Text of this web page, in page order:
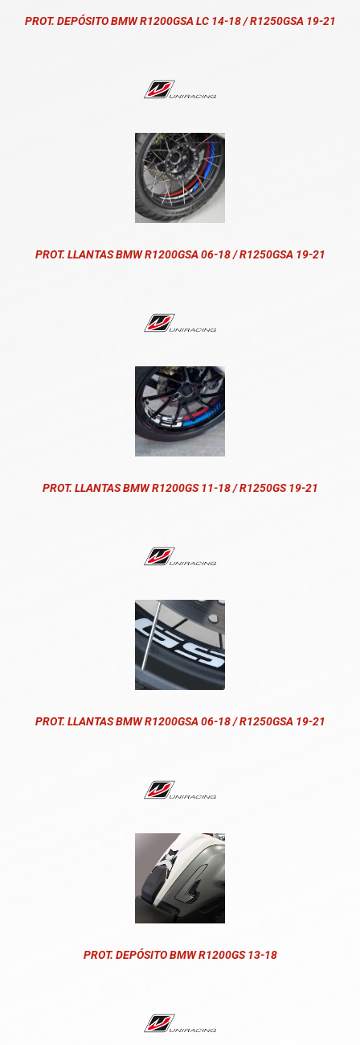
PROT. DEPÓSITO BMW R1200GSA LC 14-18 / R1250GSA 19-21
PROT. LLANTAS BMW R1200GSA 06-18 / R1250GSA 19-21
PROT. LLANTAS BMW R1200GS 11-18 / R1250GS 19-21
PROT. LLANTAS BMW R1200GSA 06-18 / R1250GSA 19-21
PROT. DEPÓSITO BMW R1200GS 13-18